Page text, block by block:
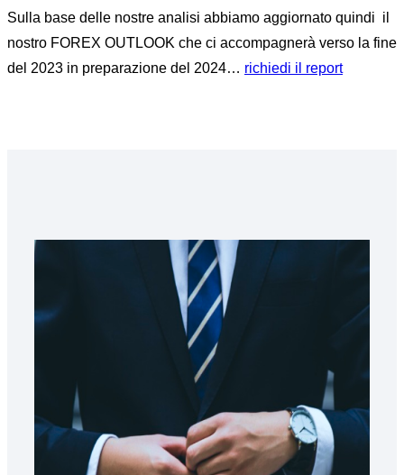
Sulla base delle nostre analisi abbiamo aggiornato quindi il
nostro FOREX OUTLOOK che ci accompagnerà verso la fine
del 2023 in preparazione del 2024… richiedi il report